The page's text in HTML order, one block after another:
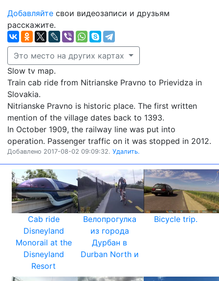
Добавляйте свои видеозаписи и друзьям
расскажите.
Это место на других картах
Slow tv map.
Train cab ride from Nitrianske Pravno to Prievidza in
Slovakia.
Nitrianske Pravno is historic place. The first written
mention of the village dates back to 1393.
In October 1909, the railway line was put into
operation. Passenger traffic on it was stopped in 2012.
Добавлено 2017-08-02 09:09:32. Удалить.
Cab ride
Disneyland
Monorail at the
Disneyland
Resort
Велопрогулка
из города
Дурбан в
Durban North и
Bicycle trip.